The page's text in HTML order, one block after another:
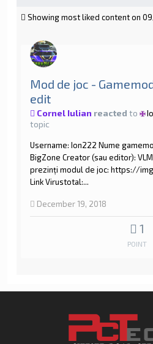
Showing most liked content on
1
POINT
Mod de joc -
edit
Cornel Iulian reacted to
topic
Username : Ion222 Nume
BigZone Creator (sau editor):
prezinți modul de joc: https://
Link Virustotal:...
December 19, 2018